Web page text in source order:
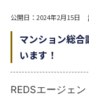
公開日：2024年2月15日
マンション総
います！
REDSエージェ